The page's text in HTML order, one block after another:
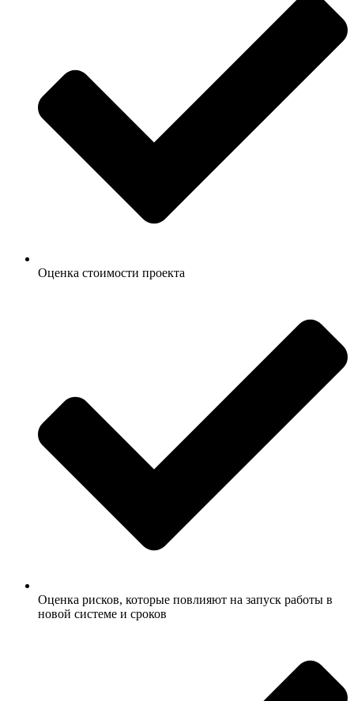
Оценка стоимости проекта
Оценка рисков, которые повлияют на запуск работы в
новой системе и сроков